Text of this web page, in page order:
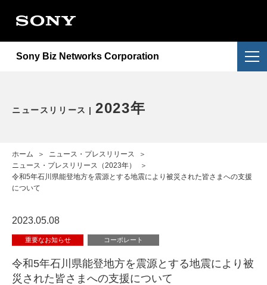
Sony Biz Networks Corporation
会社情報
アクセス
提供サービス
NURO Biz
2026年
2024年
2023年
2022年
採用情報
ニュースリリース 2023年
ホーム ＞ ニュース・プレスリリース
＞
ニュース・プレスリリース（2023年）
＞
令和5年石川県能登地方を震源とする地震により被災された皆さまへの支援
について
2023.05.08
重要なお知らせ コーポレート
令和5年石川県能登地方を震源とする地震により被
災された皆さまへの支援について